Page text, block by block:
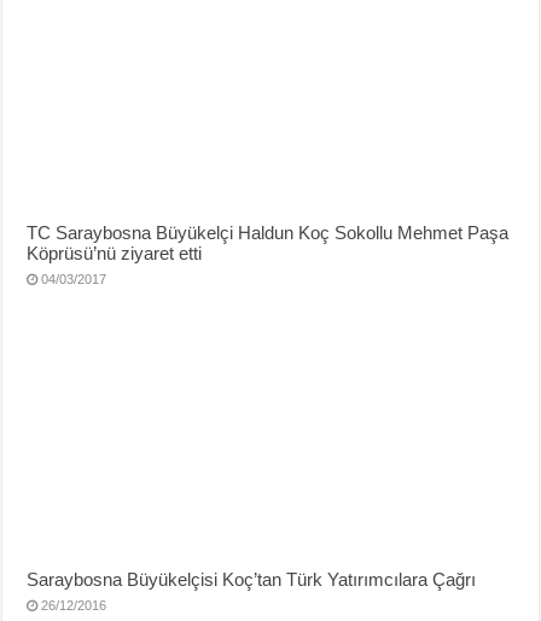
TC Saraybosna Büyükelçi Haldun Koç Sokollu Mehmet Paşa
Köprüsü’nü ziyaret etti
04/03/2017
Saraybosna Büyükelçisi Koç’tan Türk Yatırımcılara Çağrı
26/12/2016